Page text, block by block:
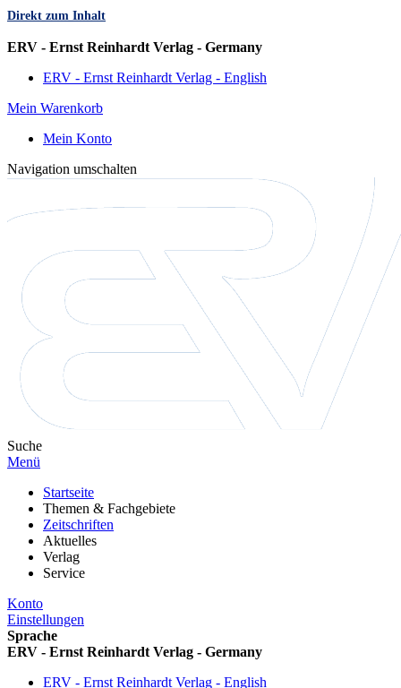
Direkt zum Inhalt
ERV - Ernst Reinhardt Verlag - Germany
ERV - Ernst Reinhardt Verlag - English
Mein Warenkorb
Mein Konto
Navigation umschalten
Suche
Menü
Startseite
Themen & Fachgebiete
Zeitschriften
Aktuelles
Verlag
Service
Konto
Einstellungen
Sprache
ERV - Ernst Reinhardt Verlag - Germany
ERV - Ernst Reinhardt Verlag - English